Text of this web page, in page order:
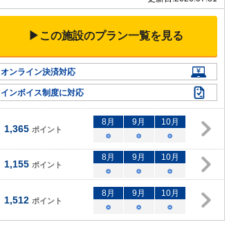
▶この施設のプラン一覧を見る
オンライン決済対応
インボイス制度に対応
1,365 ポイント
8月 9月 10月
○
○ ○
1,155 ポイント
8月 9月 10月
○
○ ○
1,512 ポイント
8月 9月 10月
○
○ ○